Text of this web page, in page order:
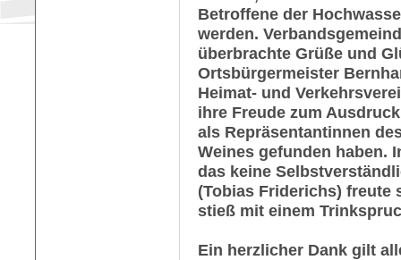
Betroffene der
werden.
überbrachte Grüße und
Ortsbürgermeister
Heimat- und
ihre Freude zum
als Repräsentantinnen
Weines gefunden haben.
das keine
(Tobias Friderichs) freute
stieß mit einem
Ein herzlicher Dank gilt